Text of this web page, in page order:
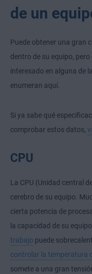
de un
Puede obtener una gran
dentro de su equipo,
interesado en alguna de
enumeran aquí.
Si ya sabe qué
comprobar estos datos,
CPU
La CPU (Unidad central
cerebro de su equipo.
cierta potencia de
la capacidad de su
trabajo puede
controlar la temperatura
somete a una gran